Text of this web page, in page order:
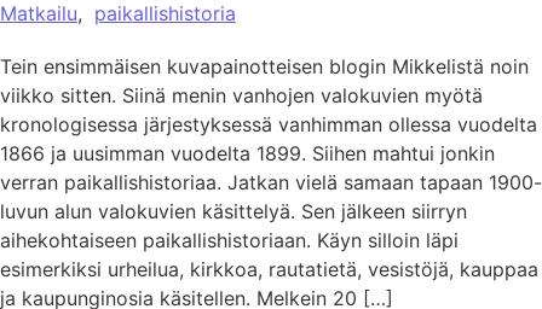
Matkailu, paikallishistoria
Tein ensimmäisen kuvapainotteisen blogin Mikkelistä noin
viikko sitten. Siinä menin vanhojen valokuvien myötä
kronologisessa järjestyksessä vanhimman ollessa vuodelta
1866 ja uusimman vuodelta 1899. Siihen mahtui jonkin
verran paikallishistoriaa. Jatkan vielä samaan tapaan 1900-
luvun alun valokuvien käsittelyä. Sen jälkeen siirryn
aihekohtaiseen paikallishistoriaan. Käyn silloin läpi
esimerkiksi urheilua, kirkkoa, rautatietä, vesistöjä, kauppaa
ja kaupunginosia käsitellen. Melkein 20 […]